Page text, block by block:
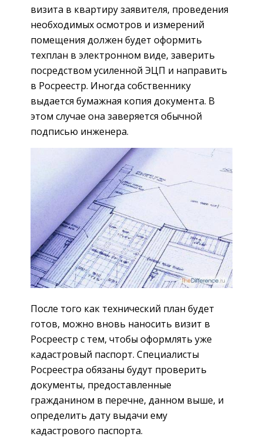
визита в квартиру заявителя, проведения
необходимых осмотров и измерений
помещения должен будет оформить
техплан в электронном виде, заверить
посредством усиленной ЭЦП и направить
в Росреестр. Иногда собственнику
выдается бумажная копия документа. В
этом случае она заверяется обычной
подписью инженера.
После того как технический план будет
готов, можно вновь наносить визит в
Росреестр с тем, чтобы оформлять уже
кадастровый паспорт. Специалисты
Росреестра обязаны будут проверить
документы, предоставленные
гражданином в перечне, данном выше, и
определить дату выдачи ему
кадастрового паспорта.